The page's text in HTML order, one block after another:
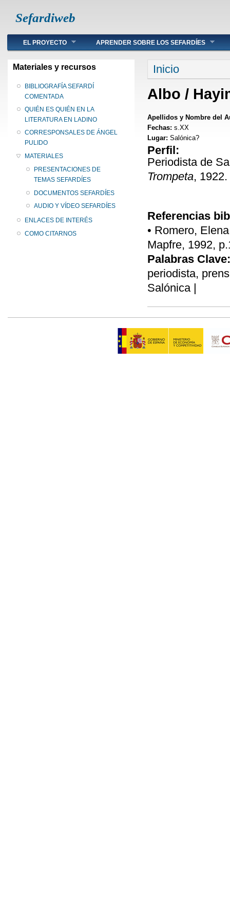
Sefardiweb
Main menu
EL PROYECTO APRENDER SOBRE LOS SEFARDÍES
Materiales y recursos
BIBLIOGRAFÍA SEFARDÍ
COMENTADA
QUIÉN ES QUIÉN EN LA
LITERATURA EN LADINO
CORRESPONSALES DE ÁNGEL
PULIDO
MATERIALES
PRESENTACIONES DE
TEMAS SEFARDÍES
DOCUMENTOS SEFARDÍES
AUDIO Y VÍDEO SEFARDÍES
ENLACES DE INTERÉS
COMO CITARNOS
Se encuentra
Inicio
Albo /
Apellidos y Nombre del
Fechas: s.XX
Lugar: Salónica?
Perfil:
Periodista de
Trompeta, 1922.
Referencias
• Romero,
Mapfre, 1992,
Palabras Clave:
periodista,
Salónica |